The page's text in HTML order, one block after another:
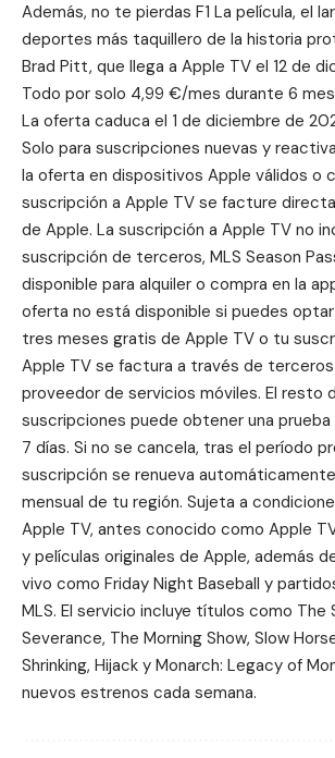
Además, no te pierdas F1 La película, el
deportes más taquillero de la historia
Brad Pitt, que llega a Apple TV el 12 de
Todo por solo 4,99 €/mes durante 6
La oferta caduca el 1 de diciembre de
Solo para suscripciones nuevas y
la oferta en dispositivos Apple válidos o
suscripción a Apple TV se facture
de Apple. La suscripción a Apple TV no
suscripción de terceros, MLS Season
disponible para alquiler o compra en la
oferta no está disponible si puedes
tres meses gratis de Apple TV o tu
Apple TV se factura a través de
proveedor de servicios móviles. El resto
suscripciones puede obtener una
7 días. Si no se cancela, tras el período
suscripción se renueva
mensual de tu región. Sujeta a
Apple TV, antes conocido como Apple
y películas originales de Apple, además
vivo como Friday Night Baseball y
MLS. El servicio incluye títulos como The
Severance, The Morning Show, Slow
Shrinking, Hijack y Monarch: Legacy of
nuevos estrenos cada semana.